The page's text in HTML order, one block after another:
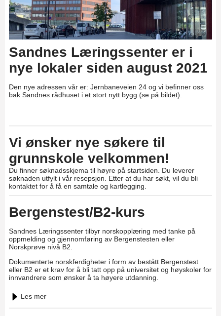
Sandnes Læringssenter er i
nye lokaler siden august 2021
Den nye adressen vår er: Jernbaneveien 24 og vi befinner oss
bak Sandnes rådhuset i et stort nytt bygg (se på bildet).
Vi ønsker nye søkere til
grunnskole velkommen!
Du finner søknadsskjema til høyre på startsiden. Du leverer
søknaden utfylt i vår resepsjon. Etter at du har søkt, vil du bli
kontaktet for å få en samtale og kartlegging.
Bergenstest/B2-kurs
Sandnes Læringssenter tilbyr norskopplæring med tanke på
oppmelding og gjennomføring av Bergenstesten eller
Norskprøve nivå B2.
Dokumenterte norskferdigheter i form av bestått Bergenstest
eller B2 er et krav for å bli tatt opp på universitet og høyskoler for
innvandrere som ønsker å ta høyere utdanning.
Les mer